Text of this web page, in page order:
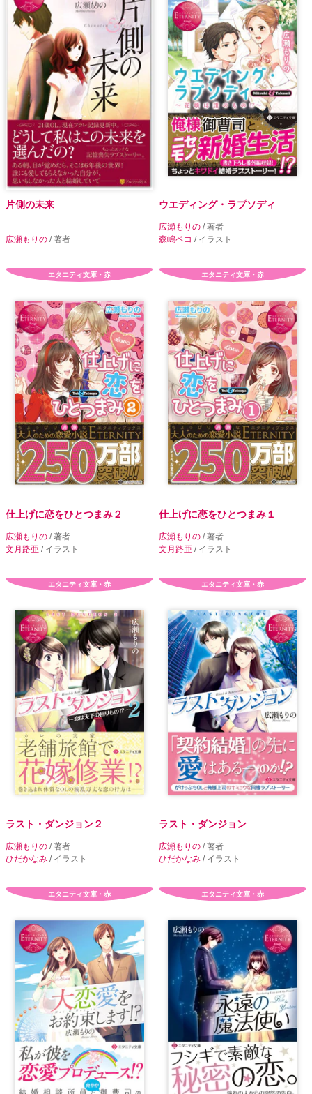
片側の未来
広瀬もりの / 著者
ウエディング・ラプソディ
広瀬もりの / 著者
森嶋ペコ / イラスト
エタニティ文庫・赤
仕上げに恋をひとつまみ２
広瀬もりの / 著者
文月路亜 / イラスト
エタニティ文庫・赤
仕上げに恋をひとつまみ１
広瀬もりの / 著者
文月路亜 / イラスト
エタニティ文庫・赤
ラスト・ダンジョン２
広瀬もりの / 著者
ひだかなみ / イラスト
エタニティ文庫・赤
ラスト・ダンジョン
広瀬もりの / 著者
ひだかなみ / イラスト
エタニティ文庫・赤 エタニティ文庫・赤